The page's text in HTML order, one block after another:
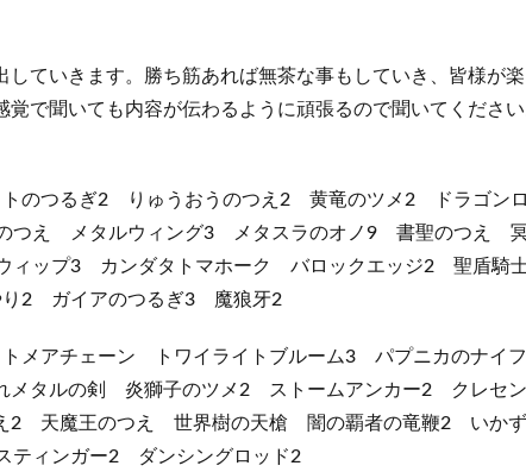
ていきます。勝ち筋あれば無茶な事もしていき、皆様が
で聞いても内容が伝わるように頑張るので聞いてください
のつるぎ2 りゅうおうのつえ2 黄竜のツメ2 ドラゴン
つえ メタルウィング3 メタスラのオノ9 書聖のつえ
ィップ3 カンダタトマホーク バロックエッジ2 聖盾騎
2 ガイアのつるぎ3 魔狼牙2
メアチェーン トワイライトブルーム3 パプニカのナイ
タルの剣 炎獅子のツメ2 ストームアンカー2 クレセ
2 天魔王のつえ 世界樹の天槍 闇の覇者の竜鞭2 いか
ィンガー2 ダンシングロッド2